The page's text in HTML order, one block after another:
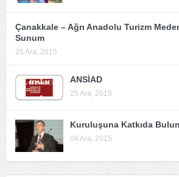
Çanakkale – Ağrı Anadolu Turizm
Sunum
25 Ara, 2015
ANSİAD
25 Ara, 2015
Kuruluşuna Katkıda
04 Ara, 2015